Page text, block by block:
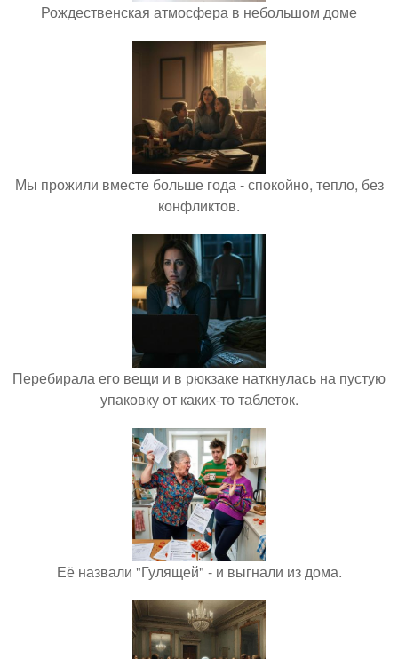
Рождественская атмосфера в небольшом доме
Мы прожили вместе больше года - спокойно, тепло, без
конфликтов.
Перебирала его вещи и в рюкзаке наткнулась на пустую
упаковку от каких-то таблеток.
Её назвали "Гулящей" - и выгнали из дома.